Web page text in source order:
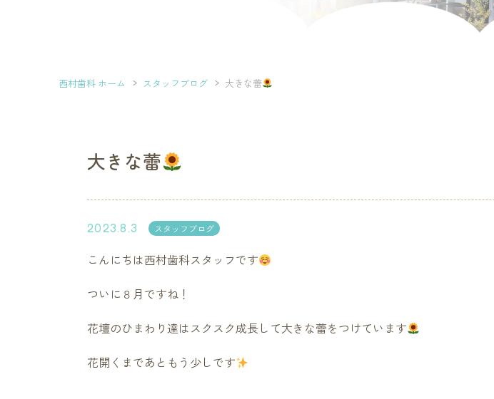
西村歯科 ホーム スタッフブログ 大きな蕾
大きな蕾
2023.8.3 スタッフブログ
こんにちは西村歯科スタッフです
ついに８月ですね！
花壇のひまわり達はスクスク成長して大きな蕾をつけています
花開くまであともう少しです